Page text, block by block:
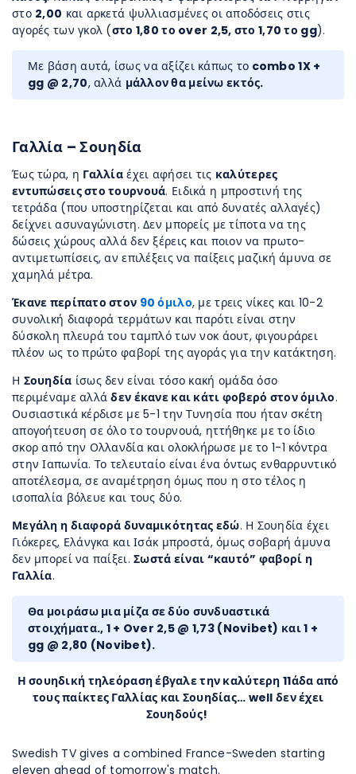
στο 2,00 και αρκετά ψυλλιασμένες οι αποδόσεις στις
αγορές των γκολ (στο 1,80 το over 2,5, στο 1,70 το gg).
Με βάση αυτά, ίσως να αξίζει κάπως το combo 1X +
gg @ 2,70, αλλά μάλλον θα μείνω εκτός.
Γαλλία – Σουηδία
Έως τώρα, η Γαλλία έχει αφήσει τις καλύτερες
εντυπώσεις στο τουρνουά. Ειδικά η μπροστινή της
τετράδα (που υποστηρίζεται και από δυνατές αλλαγές)
δείχνει ασυναγώνιστη. Δεν μπορείς με τίποτα να της
δώσεις χώρους αλλά δεν ξέρεις και ποιον να πρωτο-
αντιμετωπίσεις, αν επιλέξεις να παίξεις μαζική άμυνα σε
χαμηλά μέτρα.
Έκανε περίπατο στον 90 όμιλο, με τρεις νίκες και 10-2
συνολική διαφορά τερμάτων και παρότι είναι στην
δύσκολη πλευρά του ταμπλό των νοκ άουτ, φιγουράρει
πλέον ως το πρώτο φαβορί της αγοράς για την κατάκτηση.
Η Σουηδία ίσως δεν είναι τόσο κακή ομάδα όσο
περιμέναμε αλλάδεν έκανε και κάτι φοβερό στον όμιλο.
Ουσιαστικά κέρδισε με 5-1 την Τυνησία που ήταν σκέτη
απογοήτευση σε όλο το τουρνουά, ηττήθηκε με το ίδιο
σκορ από την Ολλανδία και ολοκλήρωσε με το 1-1 κόντρα
στην Ιαπωνία. Το τελευταίο είναι ένα όντως ενθαρρυντικό
αποτέλεσμα, σε αναμέτρηση όμως που η στο τέλος η
ισοπαλία βόλευε και τους δύο.
Μεγάλη η διαφορά δυναμικότητας εδώ. Η Σουηδία έχει
Γιόκερες, Ελάνγκα και Ισάκ μπροστά, όμως σοβαρή άμυνα
δεν μπορεί να παίξει.Σωστά είναι “καυτό” φαβορί η
Γαλλία.
Θα μοιράσω μια μίζα σε δύο συνδυαστικά
στοιχήματα., 1 + Over 2,5 @ 1,73 (Novibet) και 1 +
gg @ 2,80 (Novibet).
Η σουηδική τηλεόραση έβγαλε την καλύτερη 11άδα από
τους παίκτες Γαλλίας και Σουηδίας… well δεν έχει
Σουηδούς!
Swedish TV gives a combined France-Sweden starting
eleven ahead of tomorrow's match.